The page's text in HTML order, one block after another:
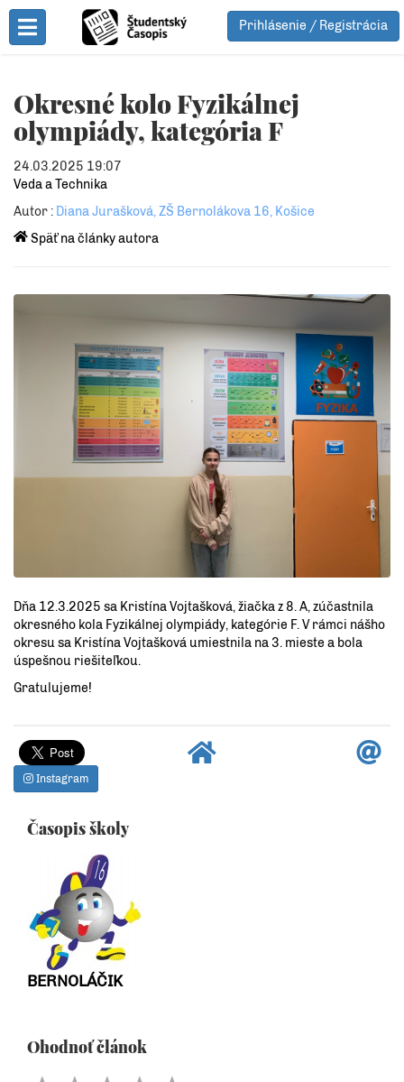
Toggle Menu
Prihlásenie / Registrácia
Okresné kolo Fyzikálnej
olympiády, kategória F
24.03.2025 19:07
Veda a Technika
Autor : Diana Jurašková, ZŠ Bernolákova 16, Košice
Späť na články autora
Dňa 12.3.2025 sa Kristína Vojtašková, žiačka z 8. A, zúčastnila
okresného kola Fyzikálnej olympiády, kategórie F. V rámci nášho
okresu sa Kristína Vojtašková umiestnila na 3. mieste a bola
úspešnou riešiteľkou.
Gratulujeme!
Instagram
Časopis školy
BERNOLÁČIK
Ohodnoť článok